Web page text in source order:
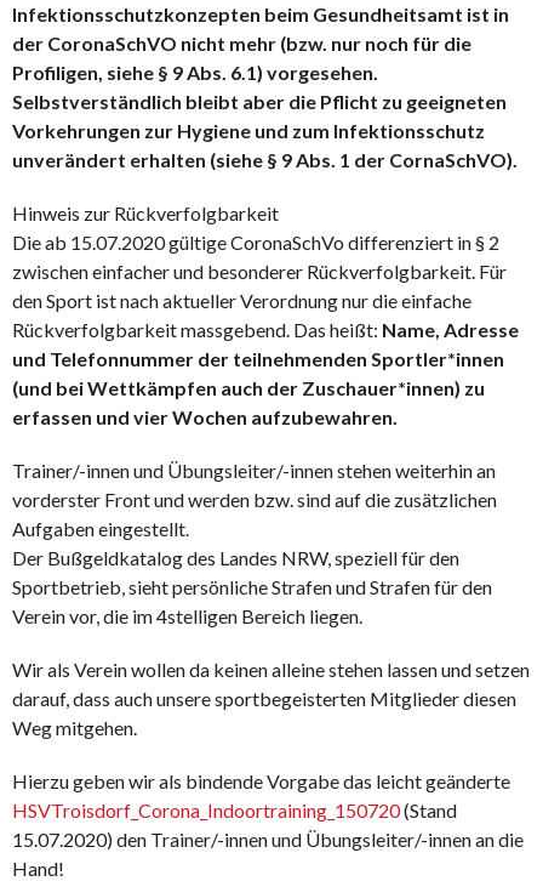
Infektionsschutzkonzepten beim Gesundheitsamt ist in
der CoronaSchVO nicht mehr (bzw. nur noch für die
Profiligen, siehe § 9 Abs. 6.1) vorgesehen.
Selbstverständlich bleibt aber die Pflicht zu geeigneten
Vorkehrungen zur Hygiene und zum Infektionsschutz
unverändert erhalten (siehe § 9 Abs. 1 der CornaSchVO).
Hinweis zur Rückverfolgbarkeit
Die ab 15.07.2020 gültige CoronaSchVo differenziert in § 2
zwischen einfacher und besonderer Rückverfolgbarkeit. Für
den Sport ist nach aktueller Verordnung nur die einfache
Rückverfolgbarkeit massgebend. Das heißt: Name, Adresse
und Telefonnummer der teilnehmenden Sportler*innen
(und bei Wettkämpfen auch der Zuschauer*innen) zu
erfassen und vier Wochen aufzubewahren.
Trainer/-innen und Übungsleiter/-innen stehen weiterhin an
vorderster Front und werden bzw. sind auf die zusätzlichen
Aufgaben eingestellt.
Der Bußgeldkatalog des Landes NRW, speziell für den
Sportbetrieb, sieht persönliche Strafen und Strafen für den
Verein vor, die im 4stelligen Bereich liegen.
Wir als Verein wollen da keinen alleine stehen lassen und setzen
darauf, dass auch unsere sportbegeisterten Mitglieder diesen
Weg mitgehen.
Hierzu geben wir als bindende Vorgabe das leicht geänderte
HSVTroisdorf_Corona_Indoortraining_150720(Stand
15.07.2020) den Trainer/-innen und Übungsleiter/-innen an die
Hand!